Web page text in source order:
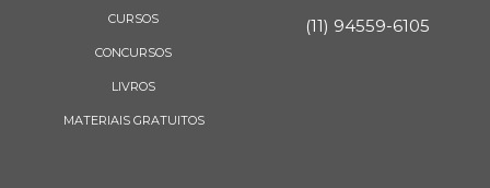
CURSOS
CONCURSOS
LIVROS
MATERIAIS GRATUITOS
(11) 94559-6105